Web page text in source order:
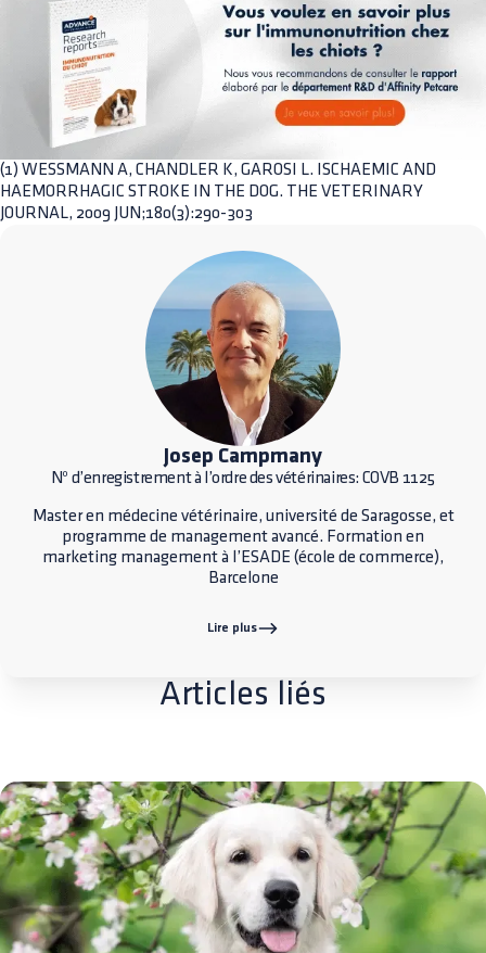
(1) WESSMANN A, CHANDLER K, GAROSI L. ISCHAEMIC AND
HAEMORRHAGIC STROKE IN THE DOG. THE VETERINARY
JOURNAL, 2009 JUN;180(3):290-303
Josep Campmany
Nº d’enregistrement à l’ordre des vétérinaires: COVB 1125
Master en médecine vétérinaire, université de Saragosse, et
programme de management avancé. Formation en
marketing management à l’ESADE (école de commerce),
Barcelone
Lire plus
Articles liés